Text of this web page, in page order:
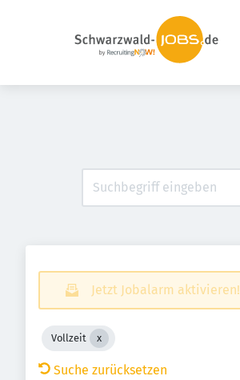
Jetzt Jobalarm aktivieren!
Vollzeit
Suche zurücksetzen